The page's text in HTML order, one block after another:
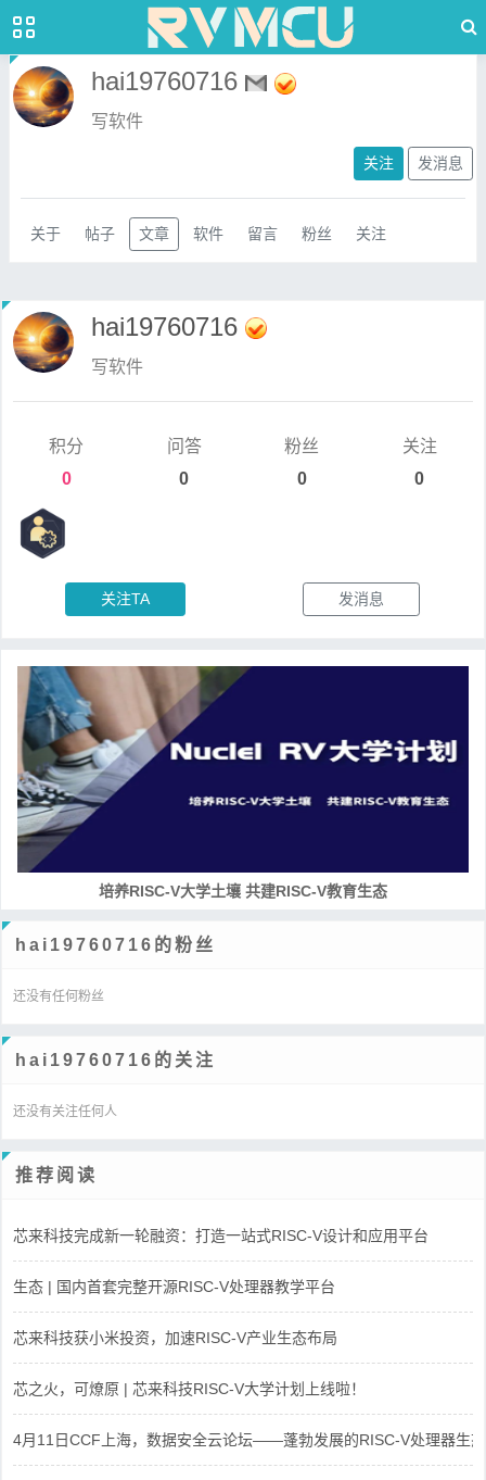
hai19760716
写软件
关注 发消息
关于 帖子 文章 软件 留言 粉丝 关注
hai19760716
写软件
积分
0
问答
0
粉丝
0
关注
0
关注TA 发消息
培养RISC-V大学土壤 共建RISC-V教育生态
hai19760716的粉丝
还没有任何粉丝
hai19760716的关注
还没有关注任何人
推荐阅读
芯来科技完成新一轮融资：打造一站式RISC-V设计和应用平台
生态 | 国内首套完整开源RISC-V处理器教学平台
芯来科技获小米投资，加速RISC-V产业生态布局
芯之火，可燎原 | 芯来科技RISC-V大学计划上线啦！
4月11日CCF上海，数据安全云论坛——蓬勃发展的RISC-V处理器生态